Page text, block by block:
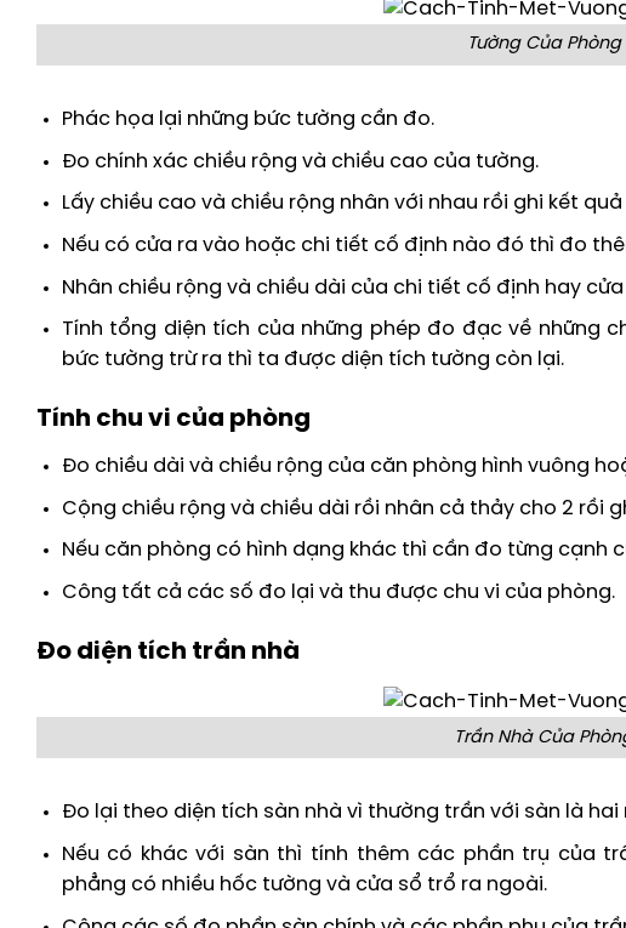
Tường Của Phòng
Phác họa lại những bức tường cần đo.
Đo chính xác chiều rộng và chiều cao của tường.
Lấy chiều cao và chiều rộng nhân với nhau rồi ghi kết quả
Nếu có cửa ra vào hoặc chi tiết cố định nào đó thì đo
Nhân chiều rộng và chiều dài của chi tiết cố định hay
Tính tổng diện tích của những phép đo đạc về những
bức tường trừ ra thì ta được diện tích tường còn lại.
Tính chu vi của phòng
Đo chiều dài và chiều rộng của căn phòng hình vuông
Cộng chiều rộng và chiều dài rồi nhân cả thảy cho 2 rồi
Nếu căn phòng có hình dạng khác thì cần đo từng cạnh
Công tất cả các số đo lại và thu được chu vi của phòng.
Đo diện tích trần nhà
Trần Nhà Của
Đo lại theo diện tích sàn nhà vì thường trần với sàn là
Nếu có khác với sàn thì tính thêm các phần trụ của
phẳng có nhiều hốc tường và cửa sổ trổ ra ngoài.